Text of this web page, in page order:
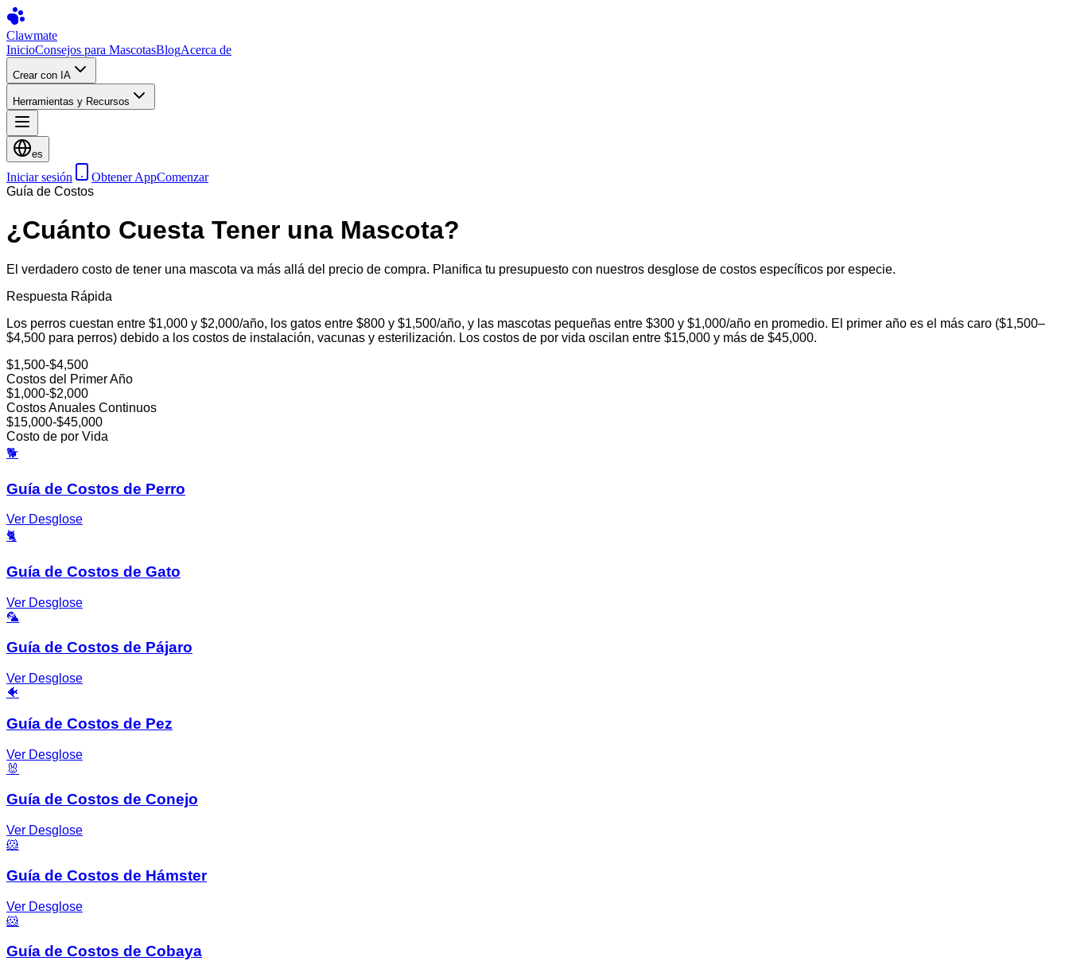
Clawmate
InicioConsejos para MascotasBlogAcerca de
Crear con IA
Herramientas y Recursos
es
Iniciar sesión Obtener AppComenzar
Guía de Costos
¿Cuánto Cuesta Tener una Mascota?
El verdadero costo de tener una mascota va más allá del precio de compra. Planifica tu presupuesto con nuestros desglose de costos específicos por especie.
Respuesta Rápida
Los perros cuestan entre $1,000 y $2,000/año, los gatos entre $800 y $1,500/año, y las mascotas pequeñas entre $300 y $1,000/año en promedio. El primer año es el más caro ($1,500–
$4,500 para perros) debido a los costos de instalación, vacunas y esterilización. Los costos de por vida oscilan entre $15,000 y más de $45,000.
$1,500-$4,500
Costos del Primer Año
$1,000-$2,000
Costos Anuales Continuos
$15,000-$45,000
Costo de por Vida
🐕
Guía de Costos de Perro
Ver Desglose
🐈
Guía de Costos de Gato
Ver Desglose
🦜
Guía de Costos de Pájaro
Ver Desglose
🐠
Guía de Costos de Pez
Ver Desglose
🐰
Guía de Costos de Conejo
Ver Desglose
🐹
Guía de Costos de Hámster
Ver Desglose
🐹
Guía de Costos de Cobaya